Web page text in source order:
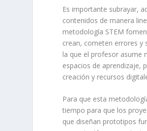
Es importante subrayar,
contenidos de manera
metodología STEM
crean, cometen errores y
la que el profesor asume
espacios de aprendizaje,
creación y recursos
Para que esta
tiempo para que los
que diseñan prototipos